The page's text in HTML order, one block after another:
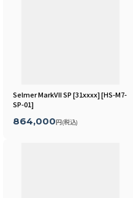
Selmer MarkVII SP [31xxxx][HS-M7-
SP-01]
864,000円(税込)